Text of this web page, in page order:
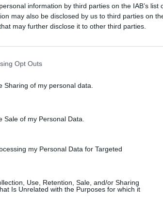
information by third parties on the IAB’s list
may also be disclosed by us to third parties on
may further disclose it to other third parties.
Opt Outs
Sharing of my personal data.
Sale of my Personal Data.
my Personal Data for Targeted
Use, Retention, Sale, and/or Sharing
Is Unrelated with the Purposes for which it